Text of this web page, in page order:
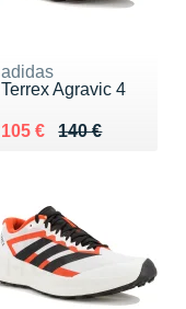
adidas
Terrex Agravic 4
140 €
Au lieu de 140 €
105 €
Vendu 105 €